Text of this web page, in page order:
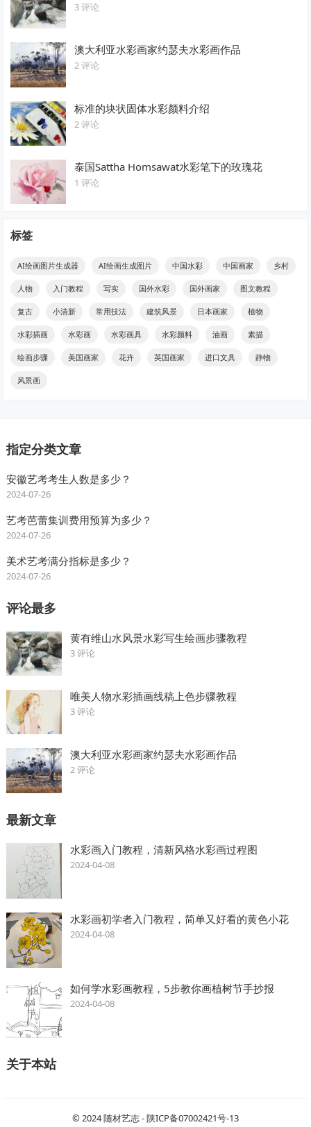
3 评论
澳大利亚水彩画家约瑟夫水彩画作品
2 评论
标准的块状固体水彩颜料介绍
2 评论
泰国Sattha Homsawat水彩笔下的玫瑰花
1 评论
标签
AI绘画图片生成器 AI绘画生成图片 中国水彩 中国画家 乡村
人物 入门教程 写实 国外水彩 国外画家 图文教程
复古 小清新 常用技法 建筑风景 日本画家 植物
水彩插画 水彩画 水彩画具 水彩颜料 油画 素描
绘画步骤 美国画家 花卉 英国画家 进口文具 静物
风景画
指定分类文章
安徽艺考考生人数是多少？
2024-07-26
艺考芭蕾集训费用预算为多少？
2024-07-26
美术艺考满分指标是多少？
2024-07-26
评论最多
黄有维山水风景水彩写生绘画步骤教程
3 评论
唯美人物水彩插画线稿上色步骤教程
3 评论
澳大利亚水彩画家约瑟夫水彩画作品
2 评论
最新文章
水彩画入门教程，清新风格水彩画过程图
2024-04-08
水彩画初学者入门教程，简单又好看的黄色小花
2024-04-08
如何学水彩画教程，5步教你画植树节手抄报
2024-04-08
关于本站
© 2024随材艺志-陕ICP备07002421号-13